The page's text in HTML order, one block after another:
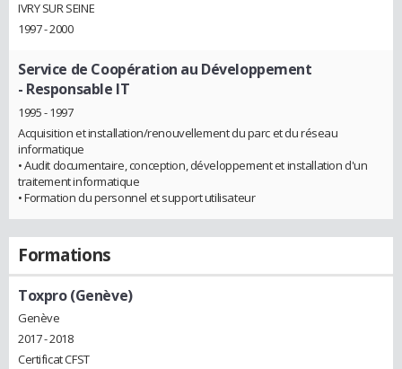
IVRY SUR SEINE
1997 - 2000
Service de Coopération au Développement
- Responsable IT
1995 - 1997
Acquisition et installation/renouvellement du parc et du réseau
informatique
• Audit documentaire, conception, développement et installation d'un
traitement informatique
• Formation du personnel et support utilisateur
Formations
Toxpro (Genève)
Genève
2017 - 2018
Certificat CFST